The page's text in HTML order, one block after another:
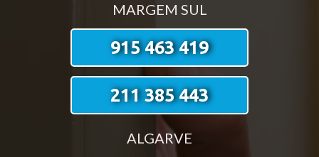
MARGEM SUL
915 463 419
211 385 443
ALGARVE